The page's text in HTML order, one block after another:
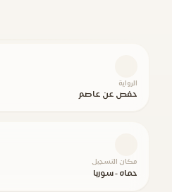
الرواية
حفص عن عاصم
مكان التسجيل
حماه - سوريا